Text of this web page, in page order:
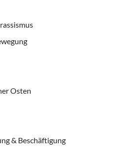
Osten
& Beschäftigung